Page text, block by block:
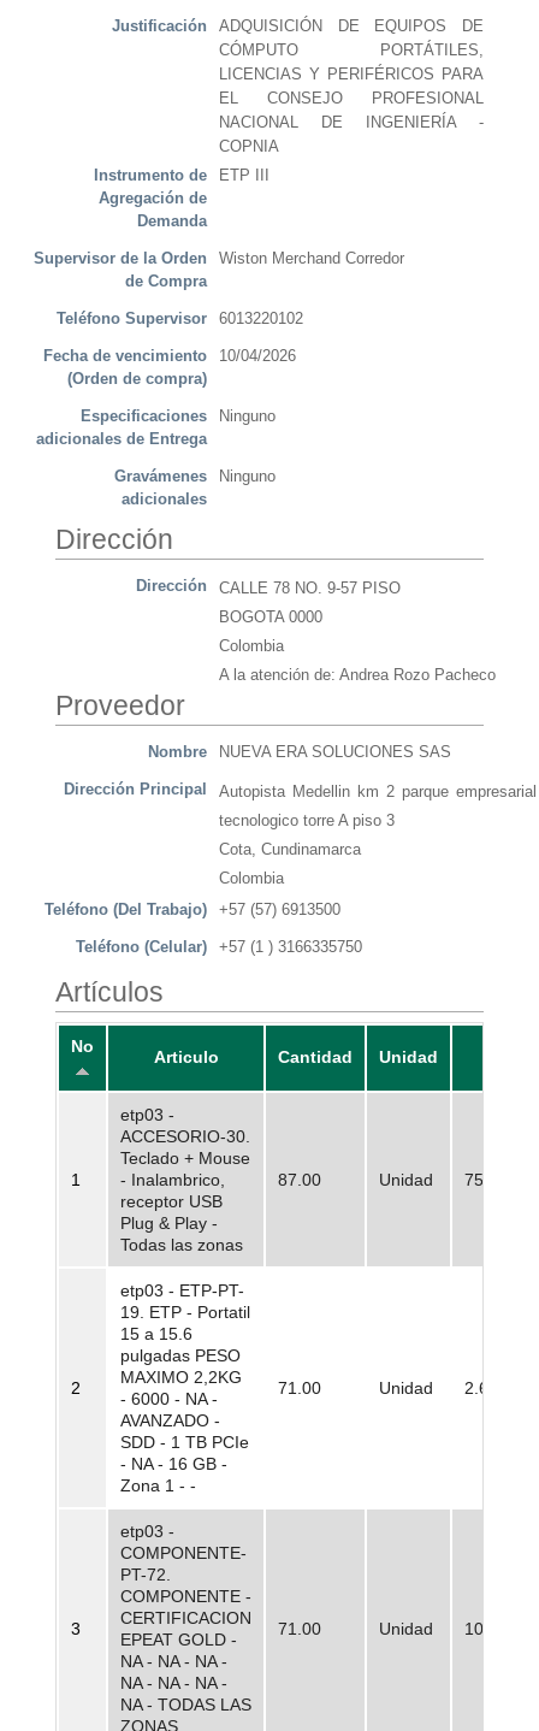
Justificación
ADQUISICIÓN DE EQUIPOS DE
CÓMPUTO PORTÁTILES,
LICENCIAS Y PERIFÉRICOS PARA
EL CONSEJO PROFESIONAL
NACIONAL DE INGENIERÍA -
COPNIA
Instrumento de
Agregación de
Demanda
ETP III
Supervisor de la Orden
de Compra
Wiston Merchand Corredor
Teléfono Supervisor 6013220102
Fecha de vencimiento
(Orden de compra)
10/04/2026
Especificaciones
adicionales de Entrega
Ninguno
Gravámenes
adicionales
Ninguno
Dirección
Dirección
CALLE 78 NO. 9-57 PISO
BOGOTA 0000
Colombia
A la atención de: Andrea Rozo Pacheco
Proveedor
Nombre NUEVA ERA SOLUCIONES SAS
Dirección Principal
Autopista Medellin km 2 parque empresarial
tecnologico torre A piso 3
Cota, Cundinamarca
Colombia
Teléfono (Del Trabajo)
+57 (57) 6913500
Teléfono (Celular) +57 (1 ) 3166335750
Artículos
No
Articulo Cantidad Unidad
1
etp03 -
ACCESORIO-30.
Teclado + Mouse
- Inalambrico,
receptor USB
Plug & Play -
Todas las zonas
87.00 Unidad
2
etp03 - ETP-PT-
19. ETP - Portatil
15 a 15.6
pulgadas PESO
MAXIMO 2,2KG
- 6000 - NA -
AVANZADO -
SDD - 1 TB PCIe
- NA - 16 GB -
Zona 1 - -
71.00 Unidad
3
etp03 -
COMPONENTE-
PT-72.
COMPONENTE -
CERTIFICACION
EPEAT GOLD -
NA - NA - NA -
NA - NA - NA -
NA - TODAS LAS
ZONAS
71.00 Unidad 100,00